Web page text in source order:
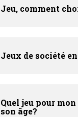
Jeu, comment
Jeux de société
Quel jeu pour
son âge?